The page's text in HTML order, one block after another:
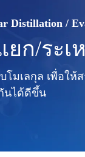
Distillation /
ยก/ระ
มเลกุล เพื่อให้
นได้ดีขึ้น